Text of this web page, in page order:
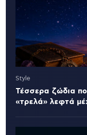
Style
Τέσσερα ζώδια
«τρελά» λεφτά